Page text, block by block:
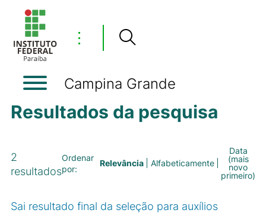
⋮
Campina Grande
Resultados da pesquisa
2
resultados
Ordenar
por:
Relevância Alfabeticamente
Data
(mais
novo
primeiro)
Sai resultado final da seleção para auxílios